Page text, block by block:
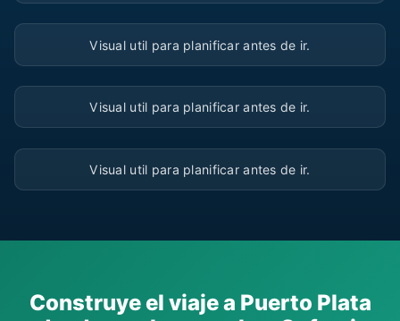
▶
Visual util para planificar antes de ir.
▶
Visual util para planificar antes de ir.
▶
Visual util para planificar antes de ir.
Construye el viaje a Puerto Plata